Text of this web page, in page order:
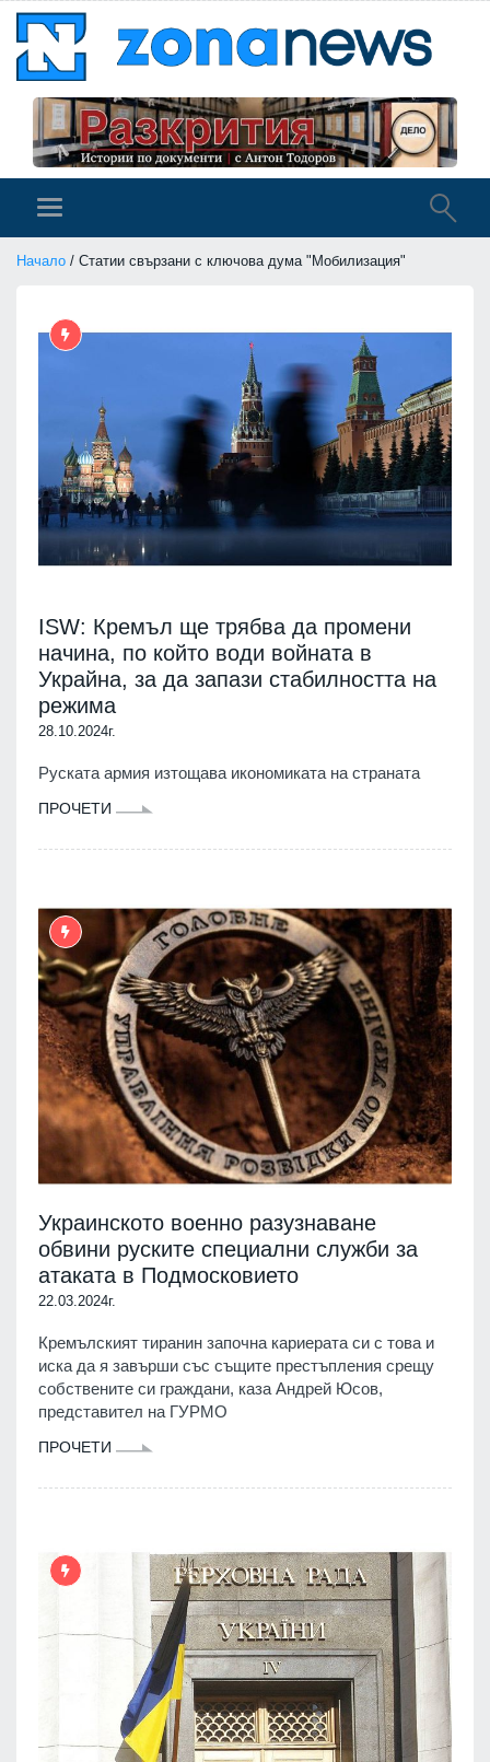
Начало / Статии свързани с ключова дума "Мобилизация"
ISW: Кремъл ще трябва да промени
начина, по който води войната в
Украйна, за да запази стабилността на
режима
28.10.2024г.
Руската армия изтощава икономиката на страната
ПРОЧЕТИ
Украинското военно разузнаване
обвини руските специални служби за
атаката в Подмосковието
22.03.2024г.
Кремълският тиранин започна кариерата си с това и
иска да я завърши със същите престъпления срещу
собствените си граждани, каза Андрей Юсов,
представител на ГУРМО
ПРОЧЕТИ